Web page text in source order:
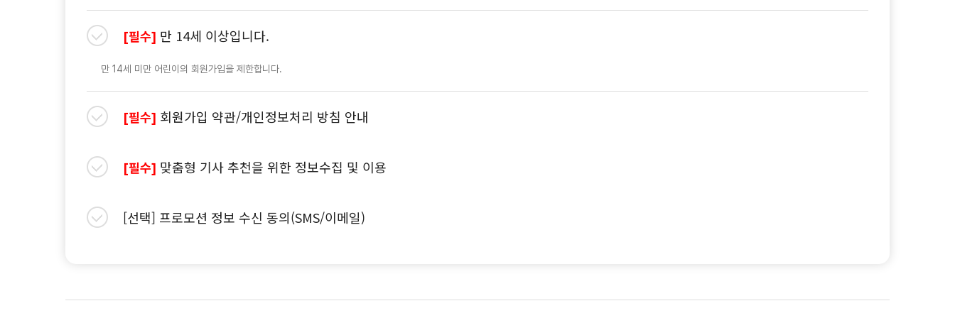
[필수] 만 14세 이상입니다.
만 14세 미만 어린이의 회원가입을 제한합니다.
[필수] 회원가입 약관/개인정보처리 방침 안내
[필수] 맞춤형 기사 추천을 위한 정보수집 및 이용
[선택] 프로모션 정보 수신 동의(SMS/이메일)